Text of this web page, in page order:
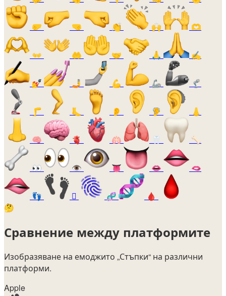
🤛 🤜 👏 🙌 🫶
👐 🤲 🤝 🙏 ✍️
💅 🤳 💪 🦾 🦿
🦵 🦶 👂 🦻 👃
🧠 🫀 🫁 🦷 🦴
👀 👁️ 👅 👄 🫦
👣 🫆 🧬
🩸
🤔
Сравнение между платформите
Изобразяване на емоджито „Стъпки“ на различни
платформи.
Apple